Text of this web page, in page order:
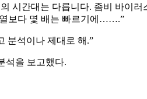
시간대는 다릅니다. 좀비 바이러
보다 몇 배는 빠르기에…….”
분석이나 제대로 해.”
석을 보고했다.